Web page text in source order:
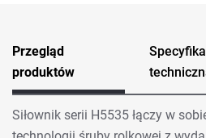
Przegląd
produktów
Siłownik serii H5535 łączy w